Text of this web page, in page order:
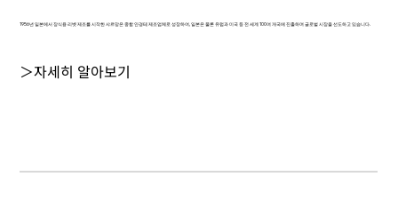
1956년 일본에서 장식용 리벳 제조를 시작한 샤르망은 종합 안경테 제조업체로 성장하여, 일본은 물론 유럽과 미국 등 전 세계 100여 개국에 진출하며 글로벌 시장을 선도하고 있습니다.
＞자세히 알아보기